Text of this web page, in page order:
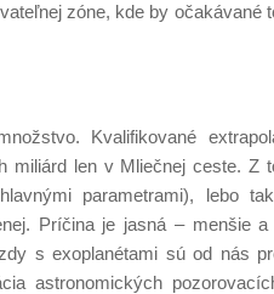
zóne, kde by očakávané
Kvalifikované
miliárd len v Mliečnej ceste. Z
parametrami), lebo
Príčina je jasná – menšie
s exoplanétami sú od nás
astronomických